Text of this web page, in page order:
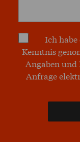
Ich habe
Kenntnis
Angaben
Anfrage